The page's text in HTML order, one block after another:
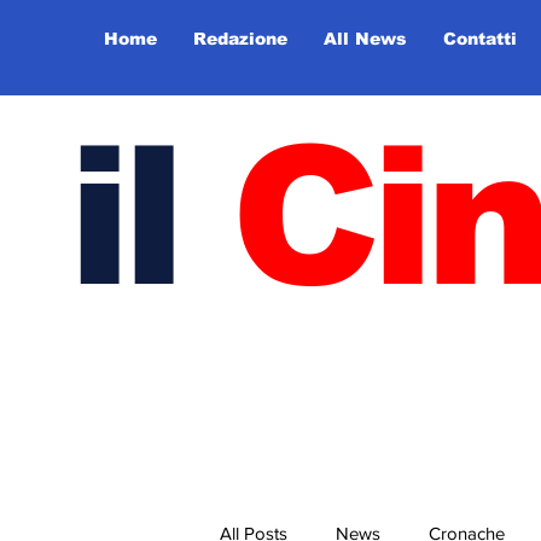
Home Redazione All News Contatti
il
All Posts News Cronache